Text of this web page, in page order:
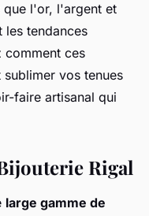
que l'or, l'argent et
les tendances
comment ces
vos tenues
faire artisanal qui
Rigal
large gamme de